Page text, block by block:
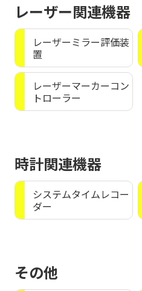
レーザー関連機器
レーザーミラー評価装
置
レーザーマーカーコン
トローラー
時計関連機器
システムタイムレコー
ダー
その他